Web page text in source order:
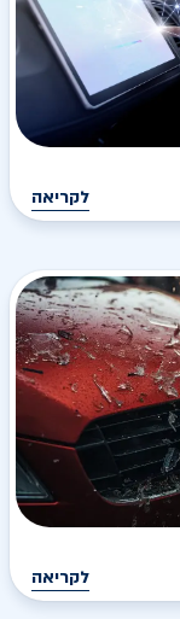
לקריאה
לקריאה